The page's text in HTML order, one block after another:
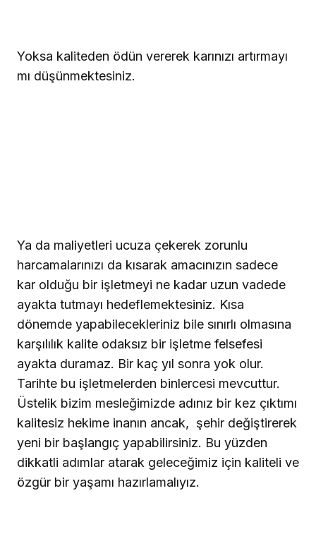
Yoksa kaliteden ödün vererek karınızı artırmayı
mı düşünmektesiniz.
Ya da maliyetleri ucuza çekerek zorunlu
harcamalarınızı da kısarak amacınızın sadece
kar olduğu bir işletmeyi ne kadar uzun vadede
ayakta tutmayı hedeflemektesiniz. Kısa
dönemde yapabilecekleriniz bile sınırlı olmasına
karşılılık kalite odaksız bir işletme felsefesi
ayakta duramaz. Bir kaç yıl sonra yok olur.
Tarihte bu işletmelerden binlercesi mevcuttur.
Üstelik bizim mesleğimizde adınız bir kez çıktımı
kalitesiz hekime inanın ancak, şehir değiştirerek
yeni bir başlangıç yapabilirsiniz. Bu yüzden
dikkatli adımlar atarak geleceğimiz için kaliteli ve
özgür bir yaşamı hazırlamalıyız.